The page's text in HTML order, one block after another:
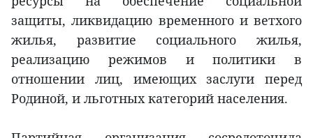
защиты, ликвидацию временного и ветхого
жилья, развитие социального жилья,
реализацию режимов и политики в
отношении лиц, имеющих заслуги перед
Родиной, и льготных категорий населения.